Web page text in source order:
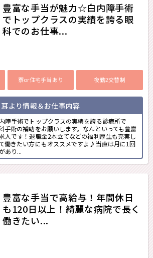
豊富な手当が魅力☆白内障手術
でトップクラスの実績を誇る眼
科でのお仕事...
寮or住宅手当あり 夜勤2交替制
耳より情報＆お仕事内容
障手術でトップクラスの実績を誇る診療所で
手術の補助をお願いします。なんといっても豊富
人です！退職金2本立てなどの福利厚生も充実し
働きたい方にもオススメですよ♪当直は月に1回
あり...
豊富な手当で高給与！年間休日
も120日以上！綺麗な病院で長く
働きたい...